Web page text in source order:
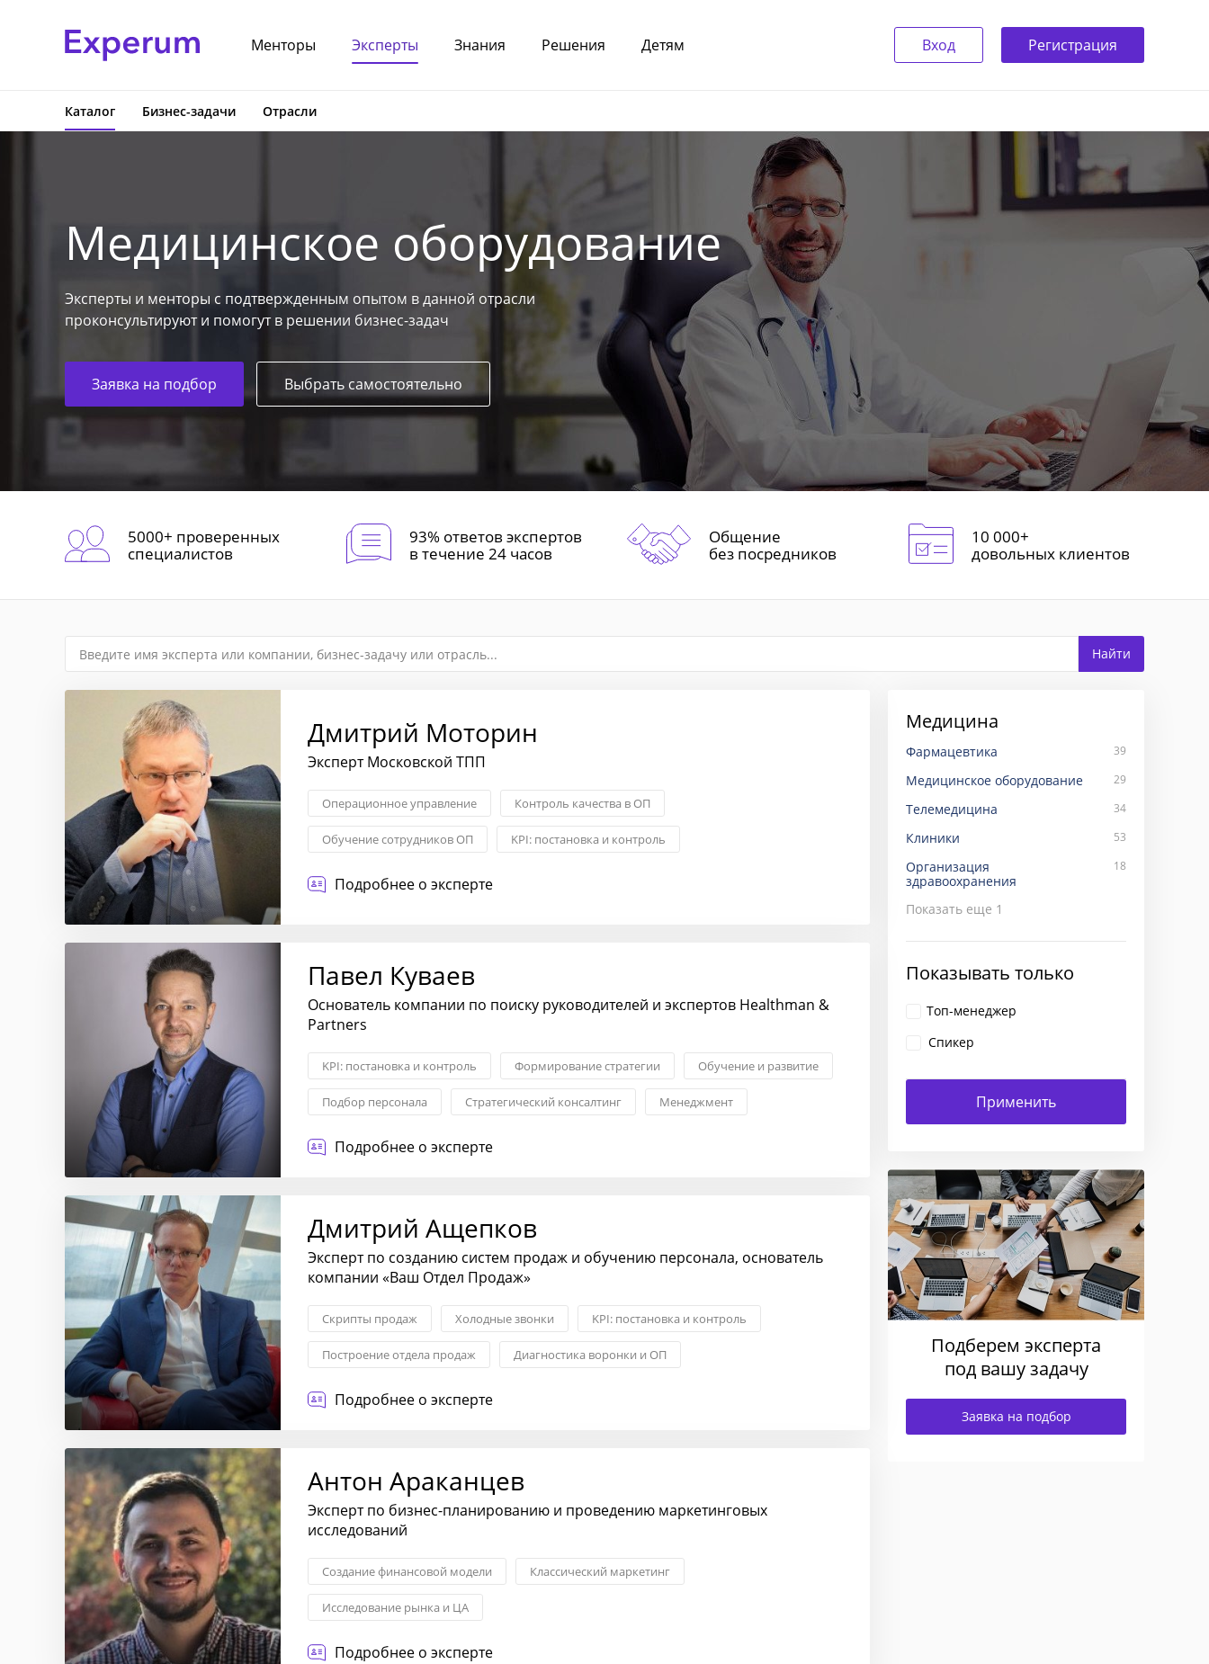
Менторы Эксперты Знания Решения Детям Вход Регистрация
Каталог Бизнес-задачи Отрасли
Медицинское оборудование
Эксперты и менторы с подтвержденным опытом в данной отрасли
проконсультируют и помогут в решении бизнес-задач
Заявка на подбор Выбрать самостоятельно
5000+ проверенных
специалистов
93% ответов экспертов
в течение 24 часов
Общение
без посредников
10 000+
довольных клиентов
Дмитрий Моторин
Эксперт Московской ТПП
Операционное управление Контроль качества в ОП
Обучение сотрудников ОП KPI: постановка и контроль
Построение отдела продаж
Подробнее о эксперте
Павел Куваев
Основатель компании по поиску руководителей и экспертов Healthman &
Partners
KPI: постановка и контроль Формирование стратегии Обучение и развитие
Подбор персонала Стратегический консалтинг Менеджмент
Личностный рост и карьера
Подробнее о эксперте
Дмитрий Ащепков
Эксперт по созданию систем продаж и обучению персонала, основатель
компании «Ваш Отдел Продаж»
Скрипты продаж Холодные звонки KPI: постановка и контроль
Построение отдела продаж Диагностика воронки и ОП
Обучение сотрудников ОП
Подробнее о эксперте
Антон Араканцев
Эксперт по бизнес-планированию и проведению маркетинговых
исследований
Создание финансовой модели Классический маркетинг
Исследование рынка и ЦА
Подробнее о эксперте
Медицина
Фармацевтика 39
Медицинское оборудование 29
Телемедицина 34
Клиники 53
Организация
здравоохранения
18
Показать еще 1
Показывать только
Топ-менеджер
Спикер
Подберем эксперта
под вашу задачу
Заявка на подбор